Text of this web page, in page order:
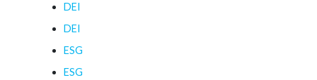
DEI
DEI
ESG
ESG